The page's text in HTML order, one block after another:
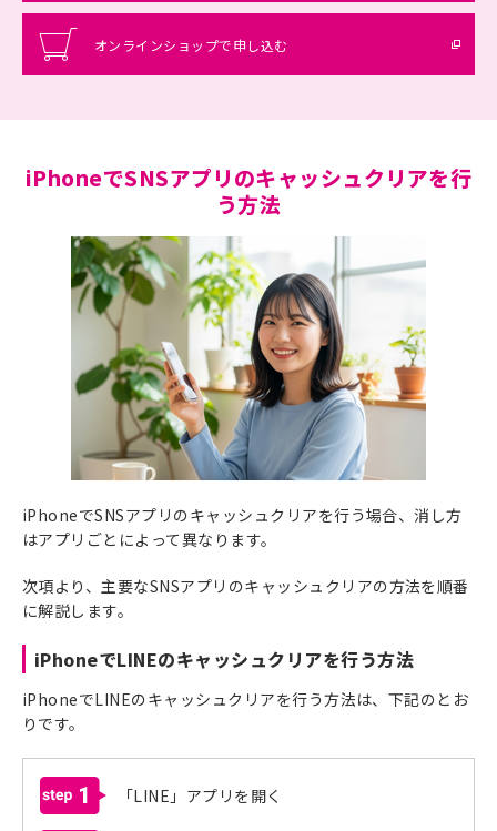
オンラインショップで申し込む
iPhoneでSNSアプリのキャッシュクリアを行
う方法
iPhoneでSNSアプリのキャッシュクリアを行う場合、消し方
はアプリごとによって異なります。
次項より、主要なSNSアプリのキャッシュクリアの方法を順番
に解説します。
iPhoneでLINEのキャッシュクリアを行う方法
iPhoneでLINEのキャッシュクリアを行う方法は、下記のとお
りです。
1 「LINE」アプリを開く